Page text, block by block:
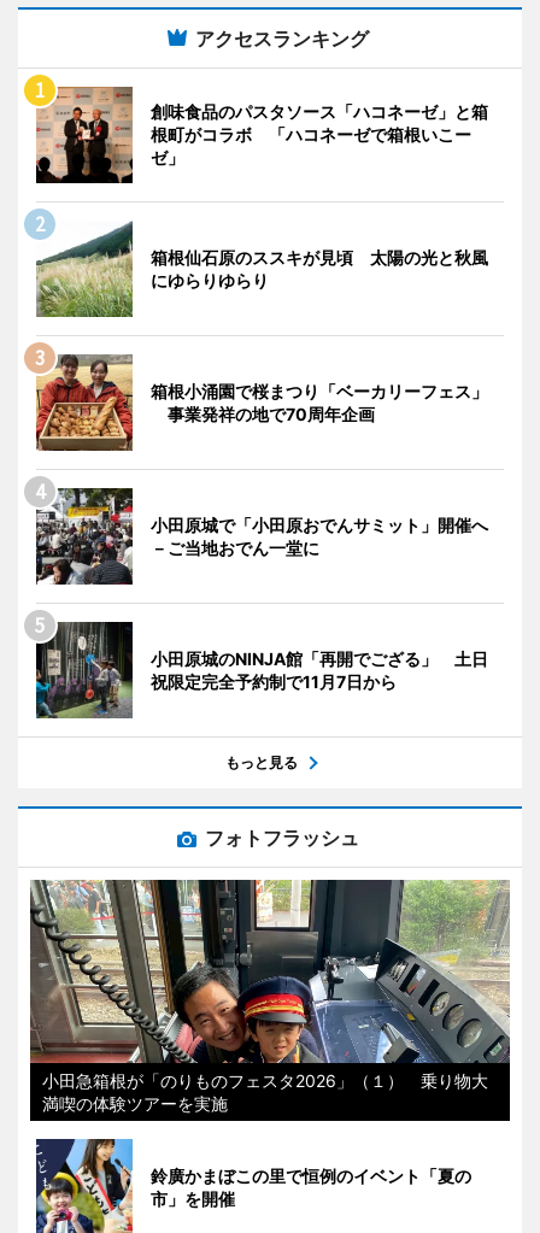
アクセスランキング
創味食品のパスタソース「ハコネーゼ」と箱
根町がコラボ 「ハコネーゼで箱根いこー
ゼ」
箱根仙石原のススキが見頃 太陽の光と秋風
にゆらりゆらり
箱根小涌園で桜まつり「ベーカリーフェス」
事業発祥の地で70周年企画
小田原城で「小田原おでんサミット」開催へ
－ご当地おでん一堂に
小田原城のNINJA館「再開でござる」 土日
祝限定完全予約制で11月7日から
もっと見る
フォトフラッシュ
小田急箱根が「のりものフェスタ2026」（１） 乗り物大
満喫の体験ツアーを実施
鈴廣かまぼこの里で恒例のイベント「夏の
市」を開催